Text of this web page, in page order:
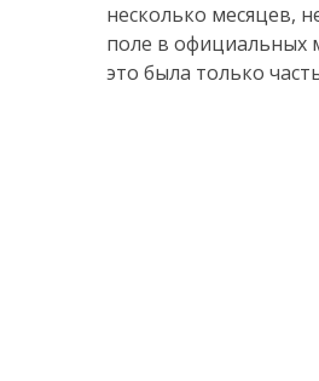
несколько месяцев,
поле в официальных
это была только